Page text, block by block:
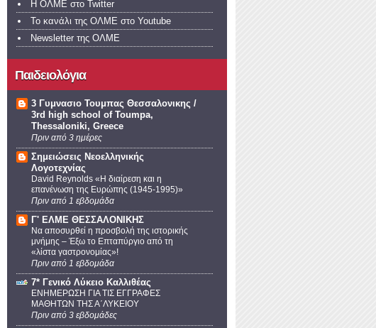
Η ΟΛΜΕ στο Twitter
Το κανάλι της ΟΛΜΕ στο Youtube
Newsletter της ΟΛΜΕ
Παιδειολόγια
3 Γυμνασιο Τουμπας Θεσσαλονικης /
3rd high school of Toumpa,
Thessaloniki, Greece
Πριν από 3 ημέρες
Σημειώσεις Νεοελληνικής
Λογοτεχνίας
David Reynolds «Η διαίρεση και η
επανένωση της Ευρώπης (1945-1995)»
Πριν από 1 εβδομάδα
Γ' ΕΛΜΕ ΘΕΣΣΑΛΟΝΙΚΗΣ
Να αποσυρθεί η προσβολή της ιστορικής
μνήμης – Έξω το Επταπύργιο από τη
«λίστα γαστρονομίας»!
Πριν από 1 εβδομάδα
7* Γενικό Λύκειο Καλλιθέας
ΕΝΗΜΕΡΩΣΗ ΓΙΑ ΤΙΣ ΕΓΓΡΑΦΕΣ
ΜΑΘΗΤΩΝ ΤΗΣ Α΄ΛΥΚΕΙΟΥ
Πριν από 3 εβδομάδες